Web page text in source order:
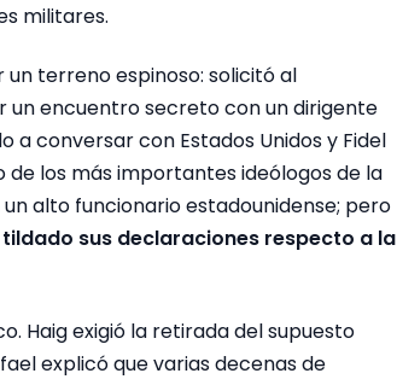
militares.
terreno espinoso: solicitó al
un encuentro secreto con un dirigente
a conversar con Estados Unidos y Fidel
de los más importantes ideólogos de la
alto funcionario estadounidense; pero
sus declaraciones respecto a la
Haig exigió la retirada del supuesto
explicó que varias decenas de